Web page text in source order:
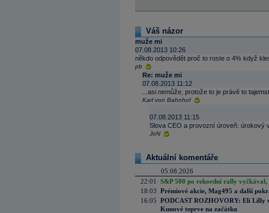
Váš názor
muže mi
07.08.2013 10:26
někdo odpovědět proč to roste o 4% když
pb
Re: muže mi
07.08.2013 11:12
...asi nemůže, protože to je právě to
Karl von Bahnhof
07.08.2013 11:15
Slova CEO a provozní úroveň: úrokový
JoN
Aktuální komentáře
05.08.2026
22:01
S&P 500 po rekordní rally vyčkával,
18:03 Prémiové akcie, Mag495 a další
16:05 PODCAST ROZHOVORY: Eli Lilly
Kunové teprve na začátku